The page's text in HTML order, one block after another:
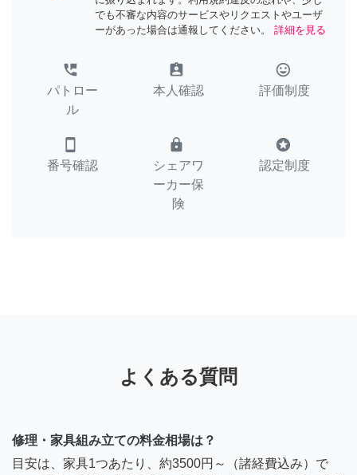
でも不審な内容のサービスやリクエストやユーザ
ーがあった場合は通報してください。
詳細を見る
perm_phone_msg
パトロー
ル
assignment_ind
本人確認
tag_faces
評価制度
smartphone
番号確認
lock
シェアワ
ーカー保
険
stars
認定制度
よくある質問
修理・家具組み立ての料金相場は？
目安は、家具1つあたり、約3500円～（諸経費込み）で